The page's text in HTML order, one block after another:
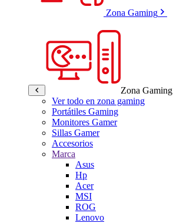
Zona Gaming
Zona Gaming
Ver todo en zona gaming
Portátiles Gaming
Monitores Gamer
Sillas Gamer
Accesorios
Marca
Asus
Hp
Acer
MSI
ROG
Lenovo